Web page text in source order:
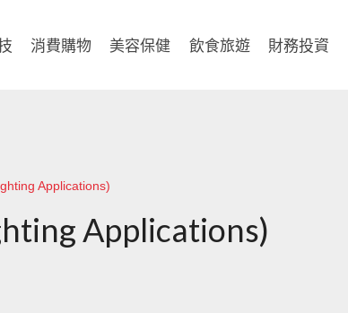
消費購物 美容保健 飲食旅遊 財務投資
Applications)
Applications)